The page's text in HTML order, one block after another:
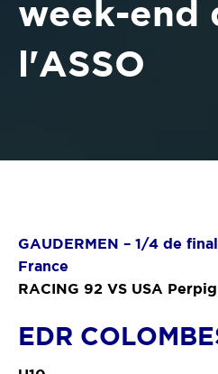
week-end
l'ASSO
GAUDERMEN – 1/4 de
France
RACING 92 VS USA
EDR